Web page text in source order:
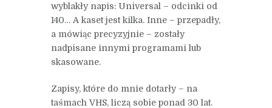
wyblakły napis: Universal – odcinki od
140… A kaset jest kilka. Inne – przepadły,
a mówiąc precyzyjnie – zostały
nadpisane innymi programami lub
skasowane.
Zapisy, które do mnie dotarły – na
taśmach VHS, liczą sobie ponad 30 lat.